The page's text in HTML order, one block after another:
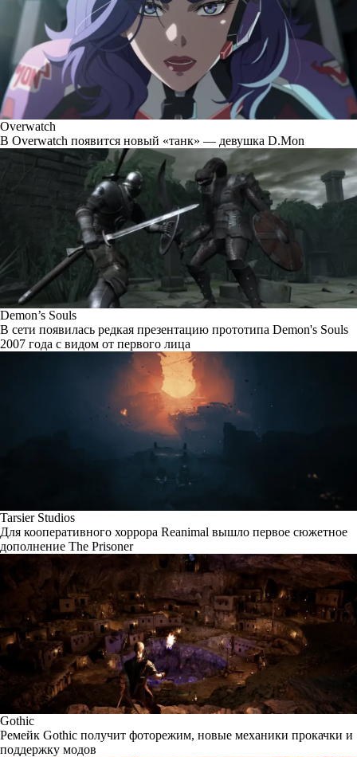
Overwatch
В Overwatch появится новый «танк» — девушка D.Mon
Demon’s Souls
В сети появилась редкая презентацию прототипа Demon's Souls
2007 года с видом от первого лица
Tarsier Studios
Для кооперативного хоррора Reanimal вышло первое сюжетное
дополнение The Prisoner
Gothic
Ремейк Gothic получит фоторежим, новые механики прокачки и
поддержку модов